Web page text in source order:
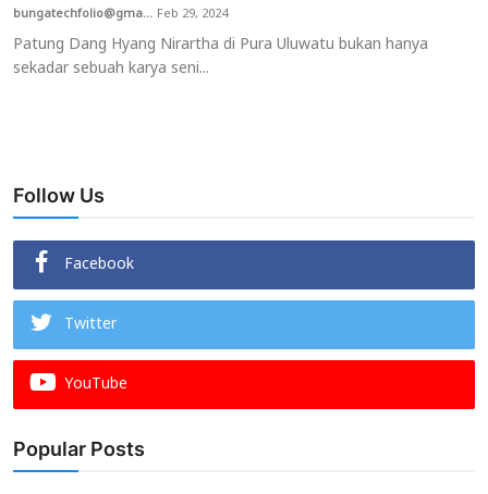
Usadha
Indonesia
bungatechfolio@gma... Feb 29, 2024
Patung Dang Hyang Nirartha di Pura Uluwatu bukan hanya
sekadar sebuah karya seni...
Follow Us
Facebook
Twitter
YouTube
Popular Posts